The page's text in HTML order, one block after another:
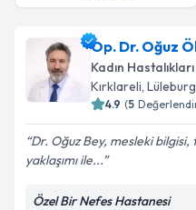
Op. Dr. Oğuz
Kadın
Kırklareli,
4.9 (5
Dr. Oğuz Bey, mesleki
yaklaşımı ile...
Özel Bir Nefes Hastanesi